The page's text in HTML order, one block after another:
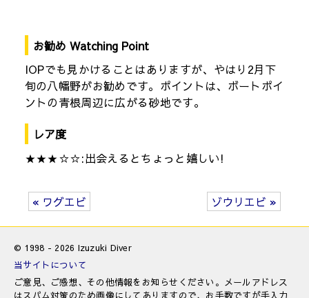
お勧め Watching Point
IOPでも見かけることはありますが、やはり2月下
旬の八幡野がお勧めです。ポイントは、ボートポイ
ントの青根周辺に広がる砂地です。
レア度
★★★☆☆:出会えるとちょっと嬉しい!
« ワグエビ ゾウリエビ »
© 1998 - 2026 Izuzuki Diver
当サイトについて
ご意見、ご感想、その他情報をお知らせください。メールアドレス
はスパム対策のため画像にしてありますので、お手数ですが手入力